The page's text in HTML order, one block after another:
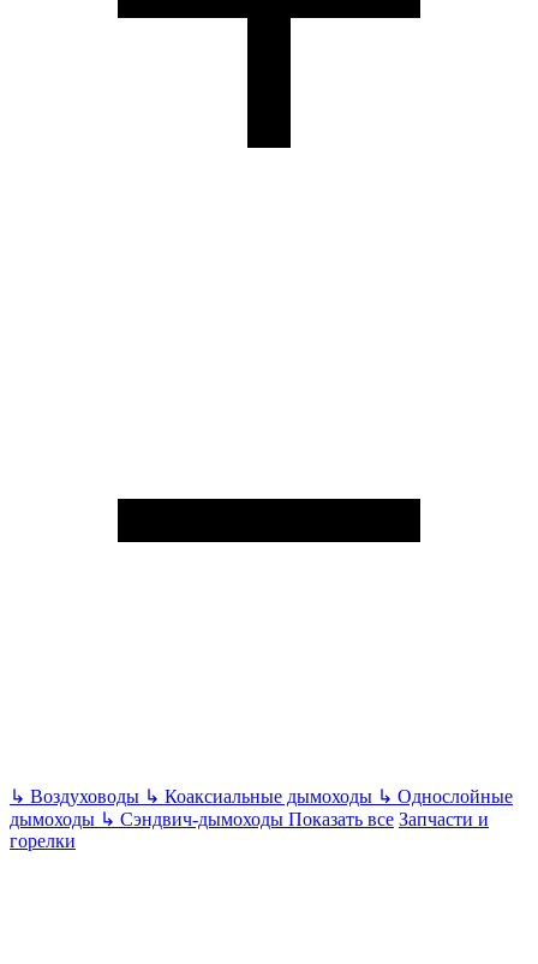
↳ Воздуховоды ↳ Коаксиальные дымоходы ↳ Однослойные
дымоходы ↳ Сэндвич-дымоходы Показать все Запчасти и
горелки